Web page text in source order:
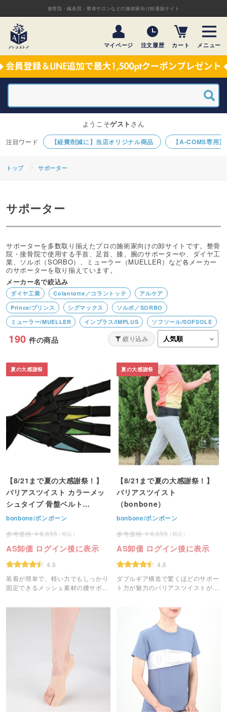
接骨院・鍼灸院・整体サロンなどの施術家向け卸通販サイト
マイページ 注文履歴 カート メニュー
【経費削減に】当店オリジナル商品 【A-COMS専用
ようこそゲスト さん
トップ サポーター
サポーター
サポーターを多数取り揃えたプロの施術家向けの卸サイトです。整骨
院・接骨院で使用する手首、足首、膝、腕のサポーターや、ダイヤ工
業、ソルボ（SORBO）、ミューラー（MUELLER）など各メーカー
のサポーターを取り揃えています。
メーカー名で絞込み
ダイヤ工業 Colantotte／コラントッテ
アルケア
Prince/プリンス
シグマックス
ソルボ／SORBO
ミューラー/MUELLER
インプラス/IMPLUS
ソフソール/SOFSOLE
bonbone/ボンボーン
DARWING/ダーウィン
190 件の商品 絞り込み
【8/21まで夏の大感謝祭！】
バリアスツイスト カラーメッ
シュタイプ 骨盤ベルト
（bonbone）
bonbone/ボンボーン
6,655
AS卸価 ログイン後に表示
4.5
装着が簡単で、軽い力でもしっかり
固定できるメッシュ素材の腰サポー
夏の大感謝祭
【8/21まで夏の大感謝祭！】
バリアスツイスト
（bonbone）
bonbone/ボンボーン
6,655
AS卸価 ログイン後に表示
4.5
ダブルギア構造で驚くほどのサポー
ト力が魅力のバリアスツイストが、
夏の大感謝祭